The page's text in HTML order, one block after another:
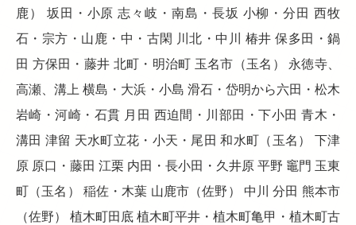
鹿） 坂田・小原 志々岐・南島・長坂 小柳・分田 西牧
石・宗方・山鹿・中・古閑 川北・中川 椿井 保多田・鍋
田 方保田・藤井 北町・明治町 玉名市（玉名） 永徳寺、
高瀬、溝上 横島・大浜・小島 滑石・岱明から六田・松木
岩崎・河崎・石貫 月田 西迫間・川部田・下小田 青木・
溝田 津留 天水町立花・小天・尾田 和水町（玉名） 下津
原 原口・藤田 江栗 内田・長小田・久井原 平野 竈門 玉東
町（玉名） 稲佐・木葉 山鹿市（佐野） 中川 分田 熊本市
（佐野） 植木町田底 植木町平井・植木町亀甲・植木町古